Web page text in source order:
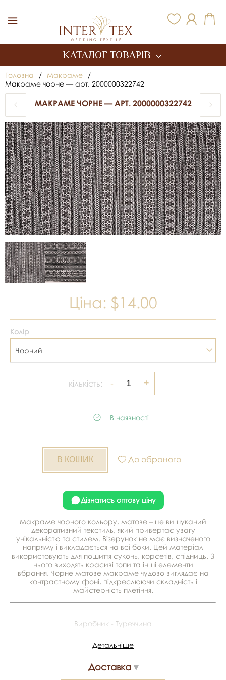
КАТАЛОГ ТОВАРІВ
Головна / Макраме
/
Макраме чорне — арт. 2000000322742
МАКРАМЕ ЧОРНЕ — АРТ. 2000000322742
Ціна: $14.00
Колір
Чорний
кількість:
В наявності
До обраного
Дізнатись оптову ціну
Макраме чорного кольору, матове – це вишуканий
декоративний текстиль, який привертає увагу
унікальністю та стилем. Візерунок не має визначеного
напряму і викладається на всі боки. Цей матеріал
використовують для пошиття суконь, корсетів, спідниць. З
нього виходять красиві топи та інші елементи
вбрання. Чорне матове макраме чудово виглядає на
контрастному фоні, підкреслюючи складність і
майстерність плетіння.
Виробник - Туреччина
У рулоні - від 15 до 20 м
Детальніше
Доставка